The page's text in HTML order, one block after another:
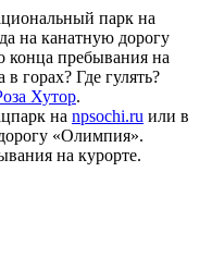
парк на
на канатную дорогу
конца пребывания на
горах? Где гулять?
Хутор.
на npsochi.ru или в
«Олимпия».
на курорте.